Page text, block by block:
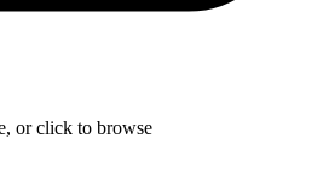
or click to browse